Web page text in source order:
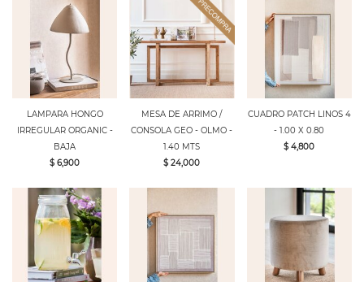
LAMPARA HONGO
IRREGULAR ORGANIC -
BAJA
$ 6,900
MESA DE ARRIMO /
CONSOLA GEO - OLMO -
1.40 MTS
$ 24,000
CUADRO PATCH LINOS 4
- 1.00 X 0.80
$ 4,800